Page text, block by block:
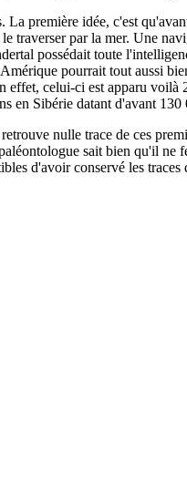
La première idée, c'est
traverser par la mer. Une
possédait toute
pourrait tout aussi
celui-ci est apparu voilà
en Sibérie datant d'avant 130
nulle trace de ces
sait bien qu'il
d'avoir conservé les